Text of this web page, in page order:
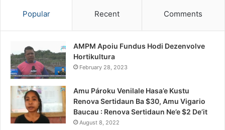
Popular Recent Comments
AMPM Apoiu Fundus Hodi Dezenvolve
Hortikultura
February 28, 2023
Amu Pároku Venilale Hasa’e Kustu
Renova Sertidaun Ba $30, Amu Vigario
Baucau : Renova Sertidaun Ne’e $2 De’it
August 8, 2022